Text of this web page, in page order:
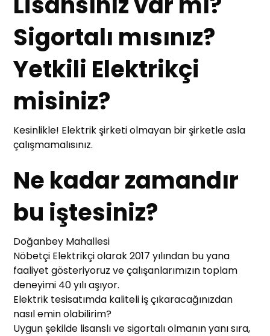
Sigortalı mısınız?
Yetkili Elektrikçi
misiniz?
Kesinlikle! Elektrik şirketi olmayan bir şirketle asla
çalışmamalısınız.
Ne kadar zamandır
bu iştesiniz?
Doğanbey Mahallesi
Nöbetçi Elektrikçi olarak 2017 yılından bu yana
faaliyet gösteriyoruz ve çalışanlarımızın toplam
deneyimi 40 yılı aşıyor.
Elektrik tesisatımda kaliteli iş çıkaracağınızdan
nasıl emin olabilirim?
Uygun şekilde lisanslı ve sigortalı olmanın yanı sıra,